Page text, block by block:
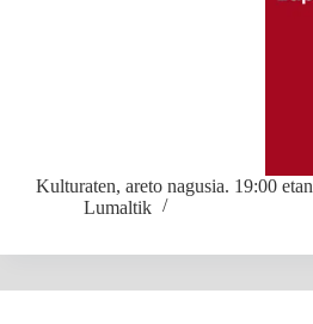
Kulturaten, areto nagusia. 19:00 etan
Lumaltik